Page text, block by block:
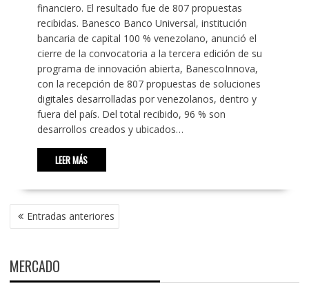
financiero. El resultado fue de 807 propuestas
recibidas. Banesco Banco Universal, institución
bancaria de capital 100 % venezolano, anunció el
cierre de la convocatoria a la tercera edición de su
programa de innovación abierta, BanescoInnova,
con la recepción de 807 propuestas de soluciones
digitales desarrolladas por venezolanos, dentro y
fuera del país. Del total recibido, 96 % son
desarrollos creados y ubicados…
LEER MÁS
NAVEGACIÓN
DE Entradas anteriores
MERCADO